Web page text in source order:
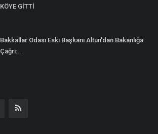
KÖYE GİTTİ
Bakkallar Odası Eski Başkanı Altun'dan Bakanlığa
Çağrı:...